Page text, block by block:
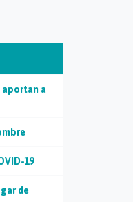
aportan a
19
de